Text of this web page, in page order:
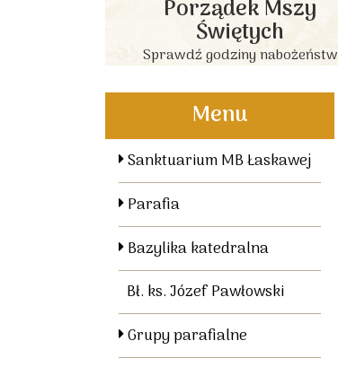
Porządek Mszy
Świętych
Sprawdź godziny nabożeństw
Menu
Sanktuarium MB Łaskawej
Parafia
Bazylika katedralna
Bł. ks. Józef Pawłowski
Grupy parafialne